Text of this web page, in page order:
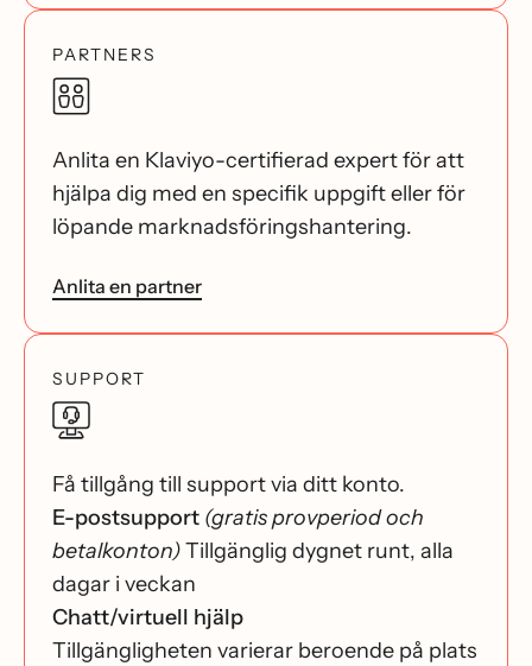
PARTNERS
Anlita en Klaviyo-certifierad expert för att
hjälpa dig med en specifik uppgift eller för
löpande marknadsföringshantering.
Anlita en partner
SUPPORT
Få tillgång till support via ditt konto.
E-postsupport (gratis provperiod och
betalkonton)Tillgänglig dygnet runt, alla
dagar i veckan
Chatt/virtuell hjälp
Tillgängligheten varierar beroende på plats